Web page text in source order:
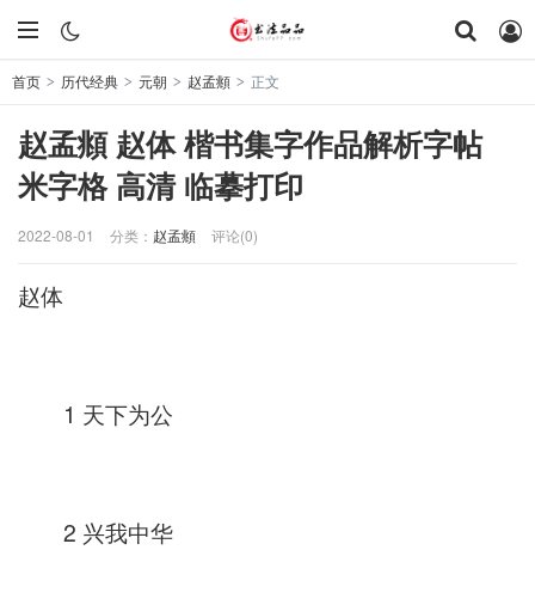
首页 > 历代经典 > 元朝 > 赵孟頫 > 正文
赵孟頫 赵体 楷书集字作品解析字帖
米字格 高清 临摹打印
2022-08-01 分类： 赵孟頫 评论(0)
赵体
1 天下为公
2 兴我中华